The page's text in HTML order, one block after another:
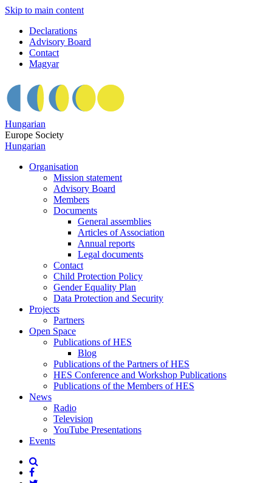
Skip to main content
Declarations
Advisory Board
Contact
Magyar
Hungarian
Europe Society
Hungarian
Organisation
Mission statement
Advisory Board
Members
Documents
General assemblies
Articles of Association
Annual reports
Legal documents
Contact
Child Protection Policy
Gender Equality Plan
Data Protection and Security
Projects
Partners
Open Space
Publications of HES
Blog
Publications of the Partners of HES
HES Conference and Workshop Publications
Publications of the Members of HES
News
Radio
Television
YouTube Presentations
Events